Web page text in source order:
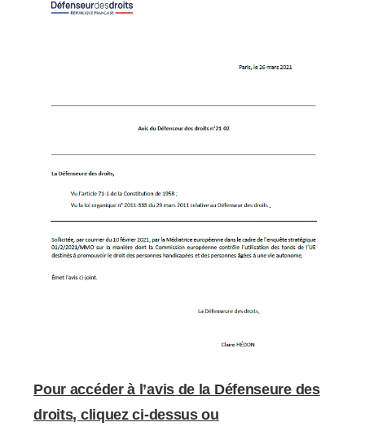
Pour accéder à l’avis de la Défenseure des
droits, cliquez ci-dessus ou